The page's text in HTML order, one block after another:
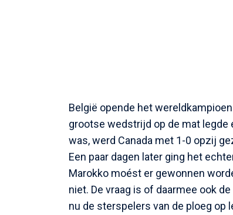
België opende het
grootse wedstrijd op de mat
was, werd Canada met 1-0 opzij
Een paar dagen later ging het
Marokko moést er gewonnen
niet. De vraag is of daarmee ook
nu de sterspelers van de ploeg op